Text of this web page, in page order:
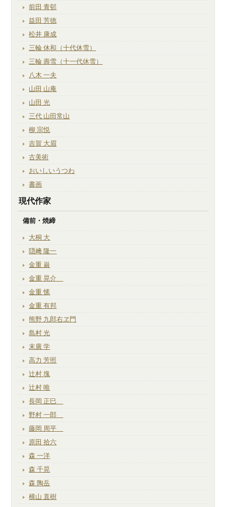
前田 青邨
益田 芳徳
松井 康成
三輪 休和（十代休雪）
三輪 壽雪（十一代休雪）
八木 一夫
山田 山庵
山田 光
三代 山田常山
柳 宗悦
吉賀 大眉
古美術
おいしいうつわ
書画
現代作家
備前・焼締
大桐 大
隠﨑 隆一
金重 巌
金重 晃介
金重 愫
金重 有邦
熊野 九郎右ヱ門
島村 光
末廣 学
高力 芳照
辻村 塊
辻村 唯
長岡 正巳
野村 一郎
藤岡 周平
原田 拾六
森 一洋
森 千晃
森 陶岳
横山 直樹